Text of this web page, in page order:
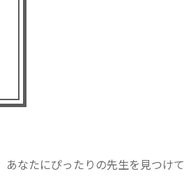
なたにぴったりの先生を見つけて